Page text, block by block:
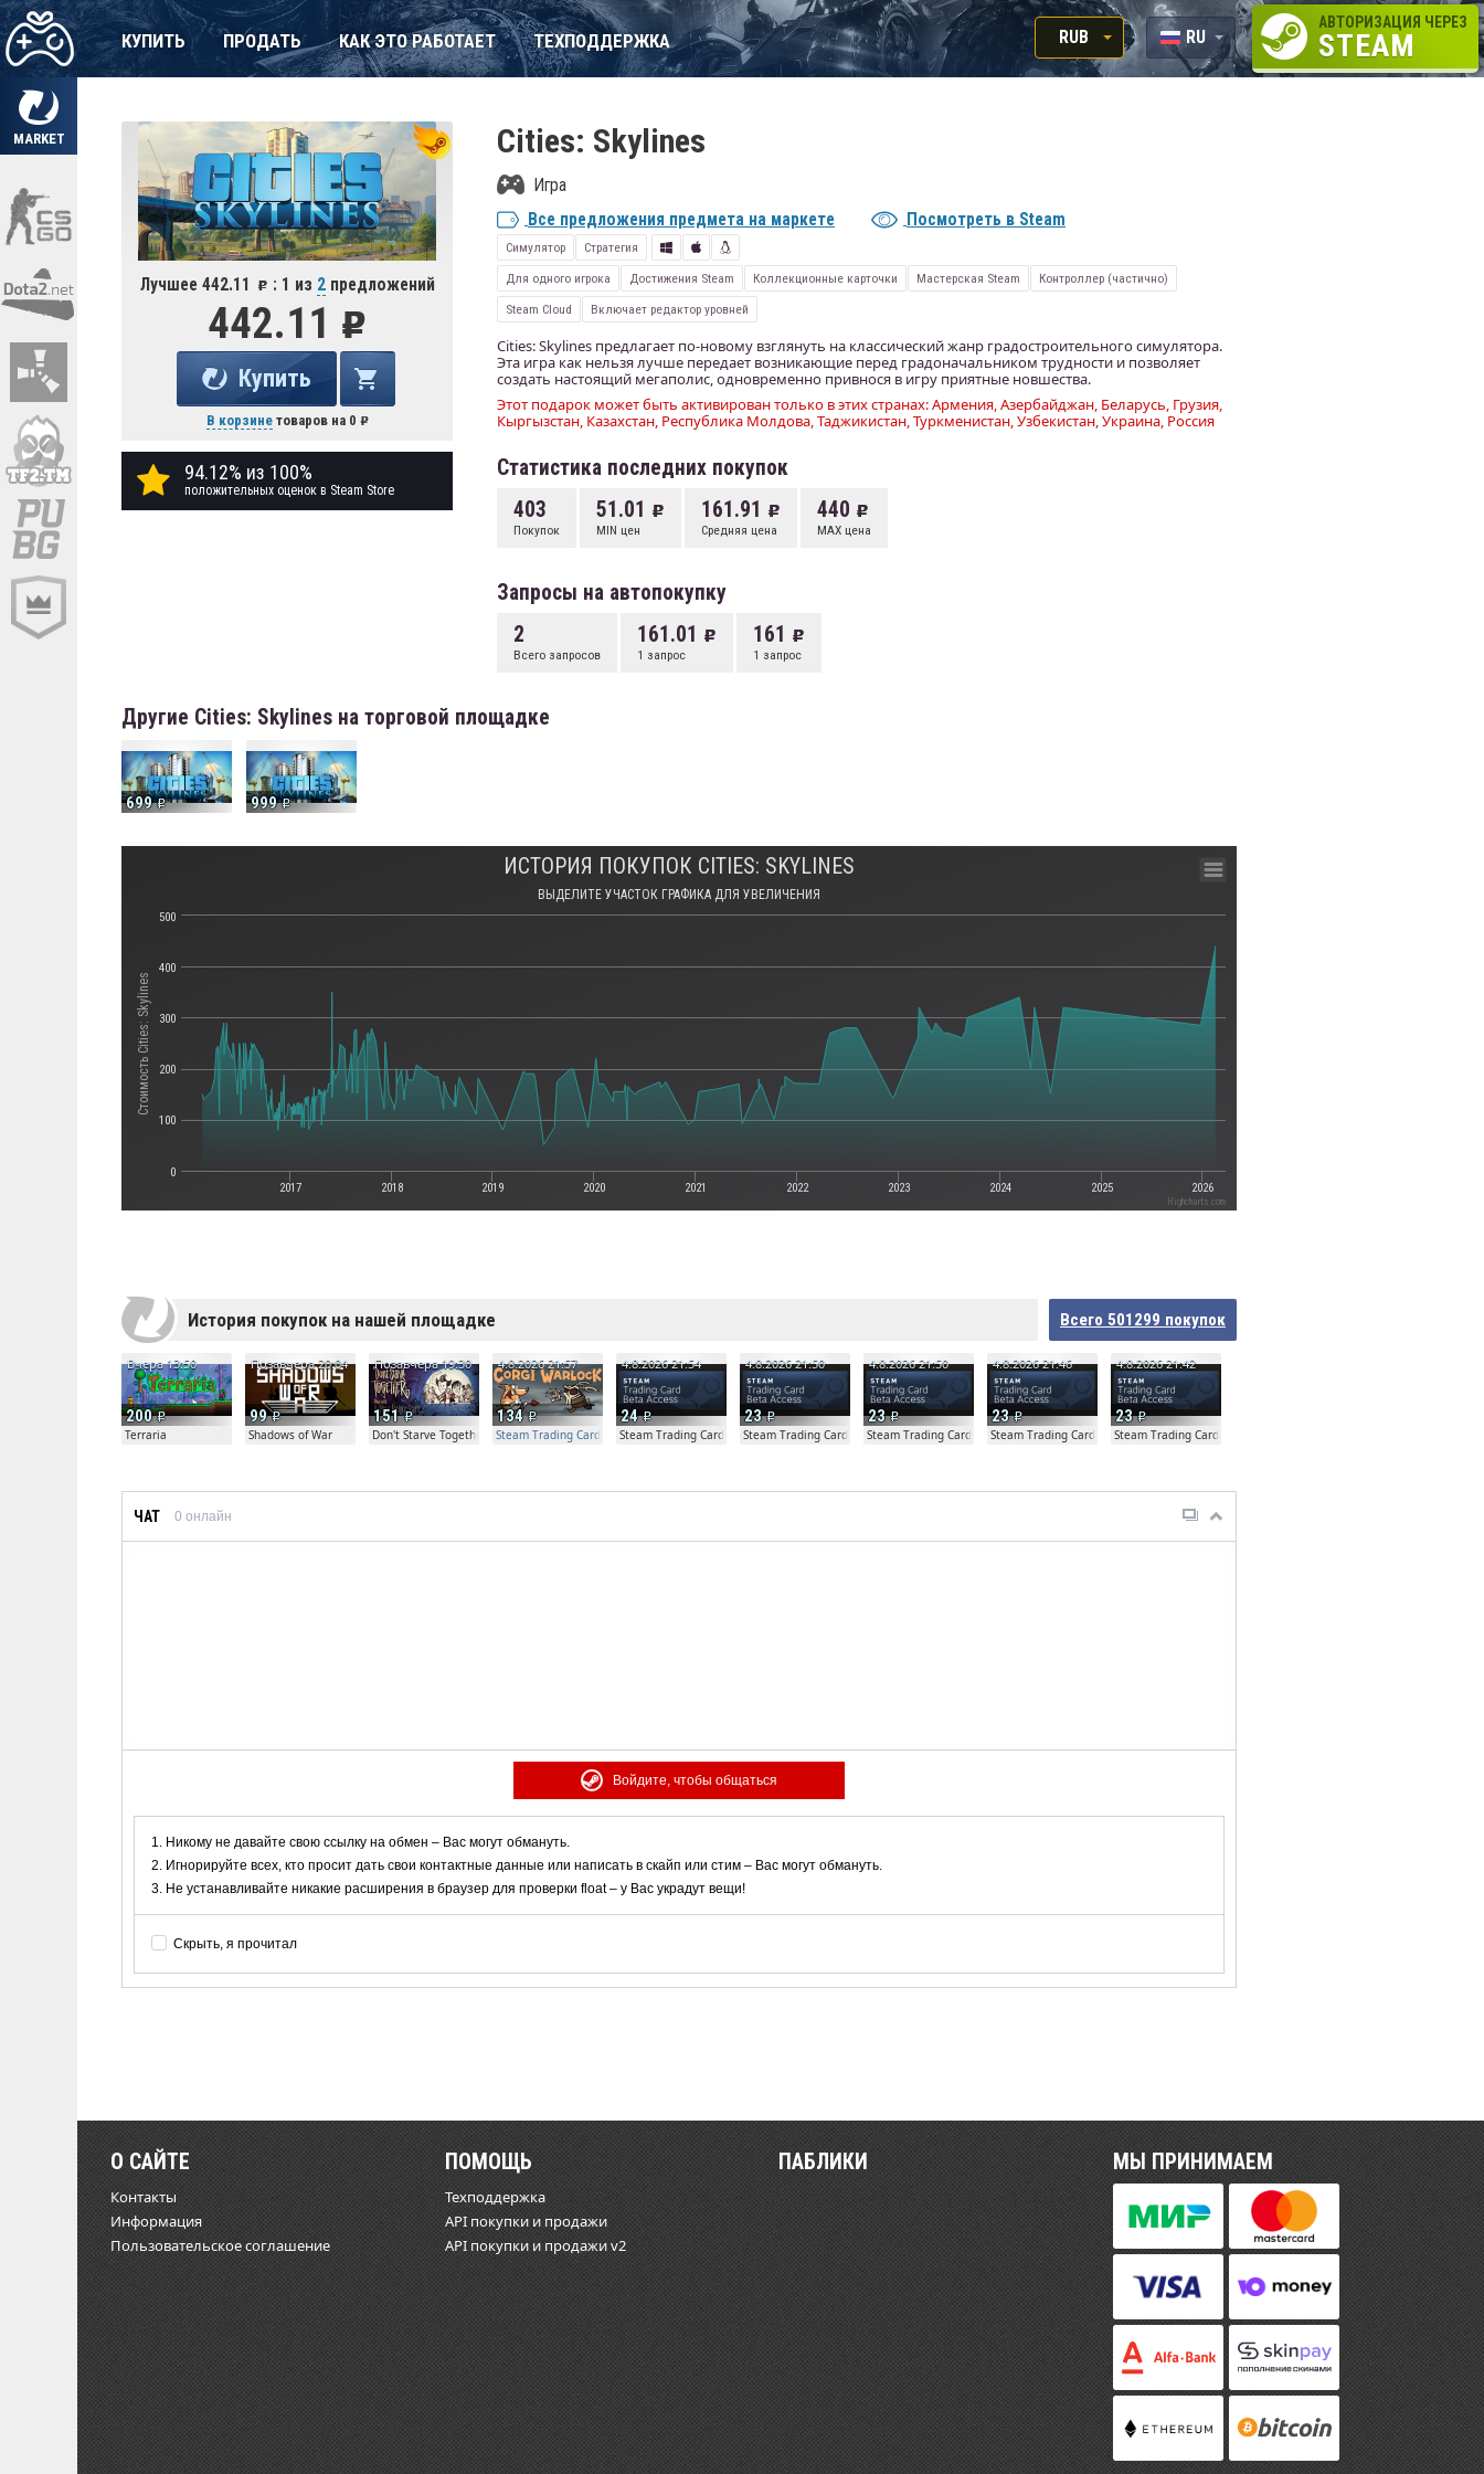
MARKET
КУПИТЬ ПРОДАТЬ КАК ЭТО РАБОТАЕТ ТЕХПОДДЕРЖКА
RUB
RUB
RU
EN
АВТОРИЗАЦИЯ ЧЕРЕЗ
STEAM
Лучшее 442.11 : 1 из 2предложений
442.11
Купить
В корзинетоваров на 0
94.12% из 100%
положительных оценок в Steam Store
Cities: Skylines
Игра
Все предложения предмета на маркете
Посмотреть в Steam
Симулятор
Стратегия
Для одного игрока
Достижения Steam Коллекционные карточки Мастерская Steam
Контроллер (частично)
Steam Cloud
Включает редактор уровней
Cities: Skylines предлагает по-новому взглянуть на классический жанр градостроительного симулятора.
Эта игра как нельзя лучше передает возникающие перед градоначальником трудности и позволяет
создать настоящий мегаполис, одновременно привнося в игру приятные новшества.
Этот подарок может быть активирован только в этих странах: Армения, Азербайджан, Беларусь, Грузия,
Кыргызстан, Казахстан, Республика Молдова, Таджикистан, Туркменистан, Узбекистан, Украина, Россия
Статистика последних покупок
403
Покупок
51.01
MIN цен
161.91
Средняя цена
440
MAX цена
Запросы на автопокупку
2
Всего запросов
161.01
1 запрос
161
1 запрос
Другие Cities: Skylines на торговой площадке
699 999
Стоимость Cities: Skylines
ИСТОРИЯ ПОКУПОК CITIES: SKYLINES
ВЫДЕЛИТЕ УЧАСТОК ГРАФИКА ДЛЯ УВЕЛИЧЕНИЯ
2017 2018 2019 2020 2021 2022 2023 2024 2025 2026
0
100
200
300
400
500
Highcharts.com
История покупок на нашей площадке Всего 501299 покупок
200
Вчера 13:50
Terraria
99
Позавчера 20:04
Shadows of War
151
Позавчера 19:30
Don't Starve Together
134
4.8.2026 21:57
Steam Trading Card Beta Access - Extra Copy
24
4.8.2026 21:54
Steam Trading Card Beta
23
4.8.2026 21:50
Steam Trading Card Beta
23
4.8.2026 21:50
Steam Trading Card Beta
23
4.8.2026 21:46
Steam Trading Card Beta
23
4.8.2026 21:42
Steam Trading Card Beta
ЧАТ 0 онлайн
Войдите, чтобы общаться
Никому не давайте свою ссылку на обмен – Вас могут обмануть.
Игнорируйте всех, кто просит дать свои контактные данные или написать в скайп или стим – Вас могут обмануть.
Не устанавливайте никакие расширения в браузер для проверки float – у Вас украдут вещи!
Скрыть, я прочитал
О САЙТЕ
Контакты
Информация
Пользовательское соглашение
ПОМОЩЬ
Техподдержка
API покупки и продажи
API покупки и продажи v2
ПАБЛИКИ МЫ ПРИНИМАЕМ